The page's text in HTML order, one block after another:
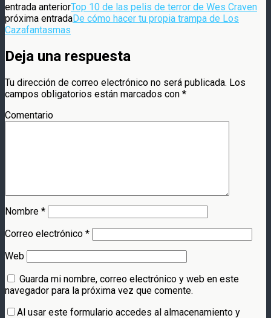
entrada anteriorTop 10 de las pelis de terror de Wes Craven
próxima entradaDe cómo hacer tu propia trampa de Los
Cazafantasmas
Deja una respuesta
Tu dirección de correo electrónico no será publicada. Los
campos obligatorios están marcados con *
Comentario
Nombre *
Correo electrónico *
Web
Guarda mi nombre, correo electrónico y web en este
navegador para la próxima vez que comente.
Al usar este formulario accedes al almacenamiento y